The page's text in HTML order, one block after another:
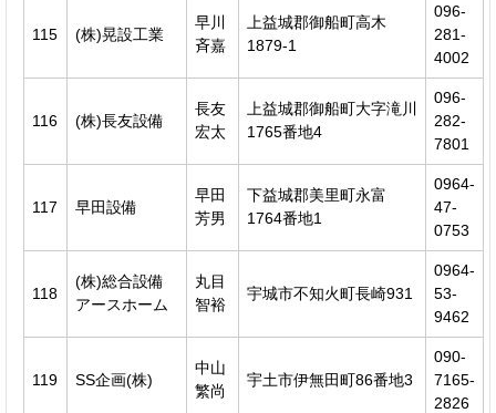
115 (株)晃設工業
早川
斉嘉
上益城郡御船町高木
1879-1
096-
281-
4002
116 (株)長友設備
長友
宏太
上益城郡御船町大字滝川
1765番地4
096-
282-
7801
117 早田設備
早田
芳男
下益城郡美里町永富
1764番地1
0964-
47-
0753
118
(株)総合設備
アースホーム
丸目
智裕
宇城市不知火町長崎931
0964-
53-
9462
119 SS企画(株)
中山
繁尚
宇土市伊無田町86番地3
090-
7165-
2826